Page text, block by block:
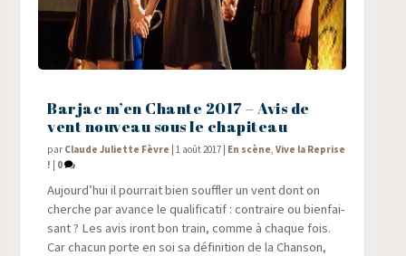
Barjac m’en Chante 2017 – Avis de
vent nouveau sous le chapiteau
par Claude Juliette Fèvre | 1 août 2017 | En scène ,Vive la Reprise
! | 0
Aujourd’hui il pour­rait bien souf­fler un vent dont on
cherche par avance le qua­li­fi­ca­tif : contraire ou bien­fai­
sant ? Les avis iront bon train, comme à chaque fois.
Car cha­cun porte en soi sa défi­ni­tion de la Chan­son,